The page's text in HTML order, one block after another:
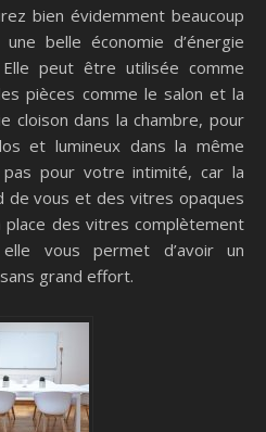
bien évidemment beaucoup
belle économie d’énergie
peut être utilisée comme
pièces comme le salon et la
cloison dans la chambre, pour
et lumineux dans la même
pour votre intimité, car la
de vous et des vitres opaques
des vitres complètement
vous permet d’avoir un
grand effort.